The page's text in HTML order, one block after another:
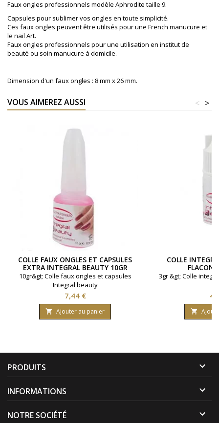
Faux ongles professionnels modèle Aphrodite taille 9.
Capsules pour sublimer vos ongles en toute simplicité.
Ces faux ongles peuvent être utilisés pour une French manucure et
le nail Art.
Faux ongles professionnels pour une utilisation en institut de
beauté ou soin manucure à domicile.
Dimension d'un faux ongles : 8 mm x 26 mm.
VOUS AIMEREZ AUSSI >
<
COLLE FAUX ONGLES ET CAPSULES
EXTRA INTEGRAL BEAUTY 10GR
10gr&gt; Colle faux ongles et capsules
Integral beauty
Prix
7,44 €
 Ajouter au panier
COLLE
FLACON
3gr &gt; Colle

PRODUITS 
INFORMATIONS 
NOTRE SOCIÉTÉ 